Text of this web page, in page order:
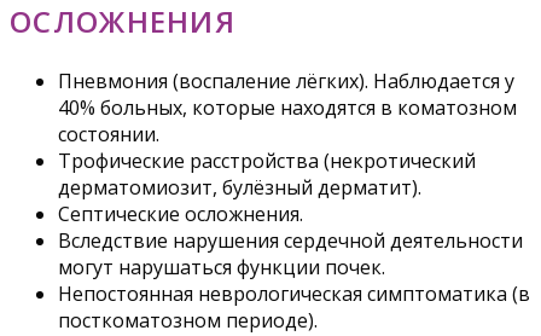
ОСЛОЖНЕНИЯ
Пневмония (воспаление лёгких). Наблюдается у
40% больных, которые находятся в коматозном
состоянии.
Трофические расстройства (некротический
дерматомиозит, булёзный дерматит).
Септические осложнения.
Вследствие нарушения сердечной деятельности
могут нарушаться функции почек.
Непостоянная неврологическая симптоматика (в
посткоматозном периоде).